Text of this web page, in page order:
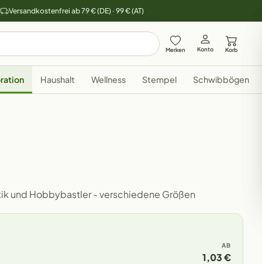
Versandkostenfrei ab 79 € (DE) · 99 € (AT)
Merken Konto Korb
Haushalt Wellness Stempel Schwibbögen
und Hobbybastler - verschiedene Größen
AB
1,03 €